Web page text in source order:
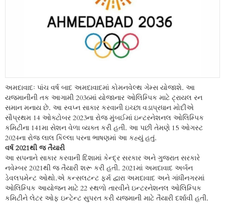
અમદાવાદઃ પાંચ વર્ષ બાદ અમદાવાદમાં કોમનવેલ્થ ગેમ્સ યોજાશે. આ
યજમાનીની તક આગામી 2036માં યોજાનાર ઓલિમ્પિક માટે ટ્રાયલ રન
સમાન મનાય છે. આ સ્વપ્ન સાકાર કરવાની ઇચ્છા વડાપ્રધાન મોદીએ
સૌપ્રથમ 14 ઓક્ટોબર 2023ના રોજ મુંબઈમાં ઇન્ટરનેશનલ ઓલિમ્પિક
કમિટીના 141મા સેશન વેળા વ્યક્ત કરી હતી. આ પછી તેમણે 15 ઓગસ્ટ
2024ના રોજ લાલ કિલ્લા પરના ભાષણમાં આ કહ્યું હતું.
વર્ષ 2021થી જ તૈયારી
આ સપનાને સાકાર કરવાની દિશામાં કેન્દ્ર સરકાર અને ગુજરાત સરકારે
નવેમ્બર 2021થી જ તૈયારી શરૂ કરી હતી. 2021માં અમદાવાદ અર્બન
ડેવલપમેન્ટ ઓથો.એ કન્સલટન્ટ ફર્મ દ્વારા અમદાવાદ અને ગાંધીનગરમાં
ઓલિમ્પિક આયોજન માટે 22 સ્થળો તારવીને ઇન્ટરનેશનલ ઓલિમ્પિક
કમિટીને લેટર ઓફ ઇન્ટેન્ટ સુપરત કરી યજમાની માટે તૈયારી દર્શાવી હતી.